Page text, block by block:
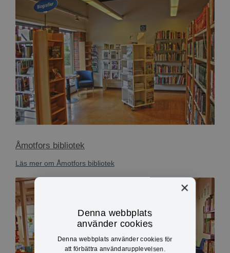
Åmotfors bibliotek
Läs mer om Åmotfors bibliotek
×
Denna webbplats
använder cookies
Denna webbplats använder cookies för
att förbättra användarupplevelsen.